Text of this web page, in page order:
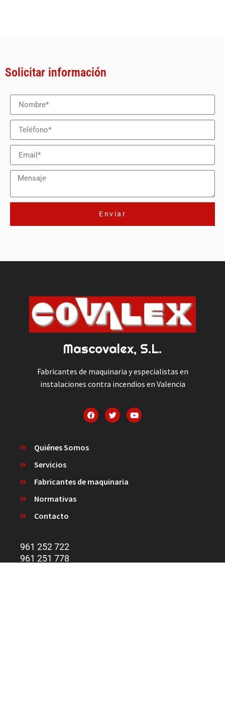
Solicitar información
Enviar
Mascovalex, S.L.
Fabricantes de maquinaria y especialistas en
instalaciones contra incendios en Valencia
Quiénes Somos
Servicios
Fabricantes de maquinaria
Normativas
Contacto
961 252 722
961 251 778